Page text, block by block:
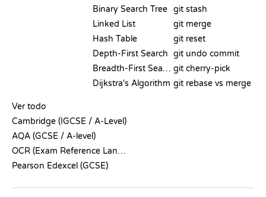
Binary Search Tree
Linked List
Hash Table
Depth-First Search
Breadth-First Search
Dijkstra's Algorithm
git stash
git merge
git reset
git undo commit
git cherry-pick
git rebase vs merge
Ver todo
Cambridge (IGCSE / A-Level)
AQA (GCSE / A-level)
OCR (Exam Reference Language)
Pearson Edexcel (GCSE)